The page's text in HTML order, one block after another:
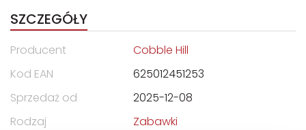
SZCZEGÓŁY
Producent
Cobble Hill
Kod EAN
625012451253
Sprzedaż od
2025-12-08
Rodzaj
Zabawki